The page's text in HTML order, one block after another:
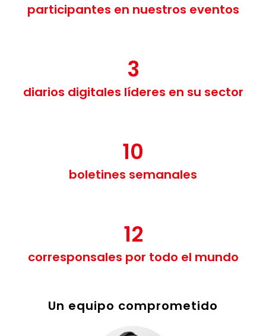
participantes en nuestros eventos
3
diarios digitales líderes en su sector
10
boletines semanales
12
corresponsales por todo el mundo
Un equipo comprometido